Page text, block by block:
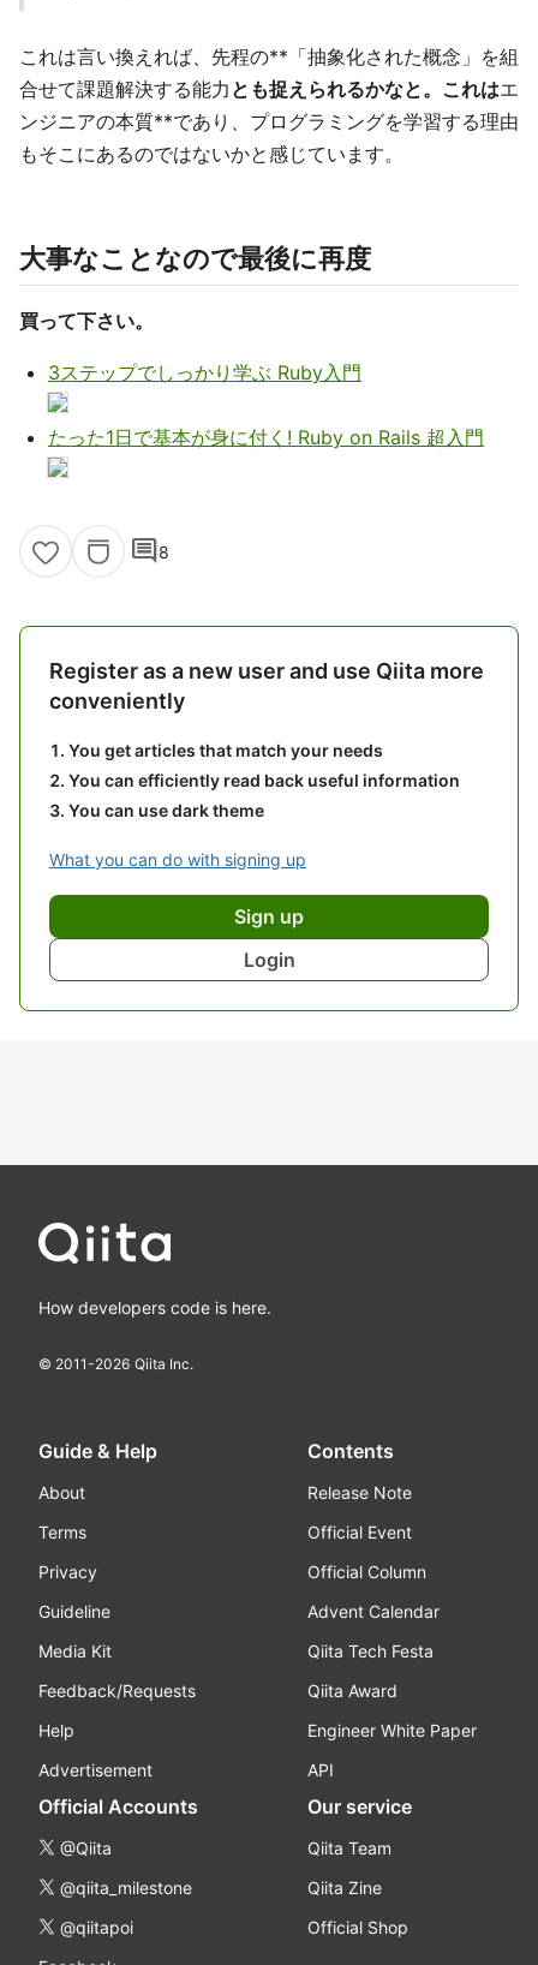
これは言い換えれば、先程の**「抽象化された概念」を組
合せて課題解決する能力 とも捉えられるかなと。これはエ
ンジニアの本質**であり、プログラミングを学習する理由
もそこにあるのではないかと感じています。
大事なことなので最後に再度
買って下さい。
3ステップでしっかり学ぶ Ruby入門
たった1日で基本が身に付く! Ruby on Rails 超入門
comment8
Register as a new user and use Qiita more
conveniently
You get articles that match your needs
You can efficiently read back useful information
You can use dark theme
What you can do with signing up
Sign up
Login
How developers code is here.
© 2011-2026 Qiita Inc.
Guide & Help
About
Terms
Privacy
Guideline
Media Kit
Feedback/Requests
Help
Advertisement
Contents
Release Note
Official Event
Official Column
Advent Calendar
Qiita Tech Festa
Qiita Award
Engineer White Paper
API
Official Accounts
@Qiita
@qiita_milestone
@qiitapoi
Our service
Qiita Team
Qiita Zine
Official Shop